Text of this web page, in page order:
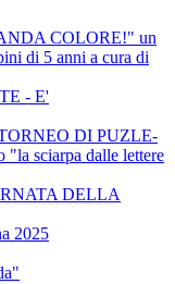
COLORE!" un
di 5 anni a cura di
- E'
DI PUZLE-
"la sciarpa dalle lettere
DELLA
2025